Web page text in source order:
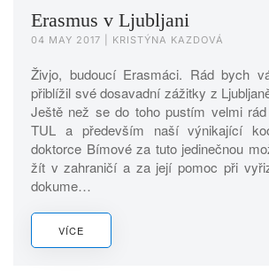
Erasmus v Ljubljani
04 MAY 2017 | KRISTÝNA KAZDOVÁ
Živjo, budoucí Erasmáci. Rád bych
přiblížil své dosavadní zážitky z
Ještě než se do toho pustím velmi
TUL a především naší výnikající
doktorce Bímové za tuto jedinečnou
žít v zahraničí a za její pomoc při
dokume…
VÍCE